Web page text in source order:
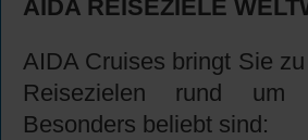
AIDA REISEZIELE
AIDA Cruises bringt Sie
Reisezielen rund um
Besonders beliebt sind: